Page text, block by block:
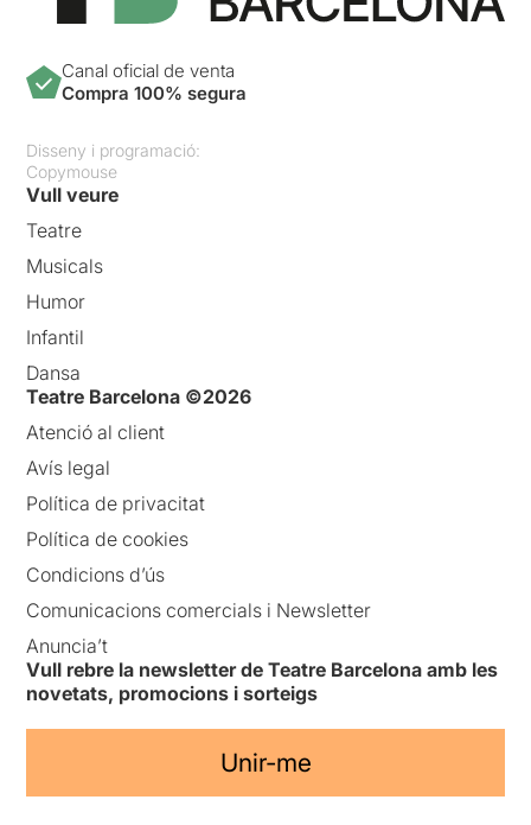
Canal oficial de venta
Compra 100% segura
Disseny i programació:
Copymouse
Vull veure
Teatre
Musicals
Humor
Infantil
Dansa
Teatre Barcelona ©2026
Atenció al client
Avís legal
Política de privacitat
Política de cookies
Condicions d’ús
Comunicacions comercials i Newsletter
Anuncia’t
Vull rebre la newsletter de Teatre Barcelona amb les
novetats, promocions i sorteigs
Unir-me